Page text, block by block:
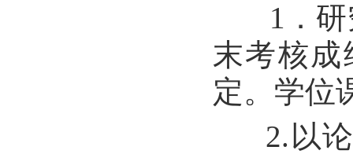
1．研
末考核
定。学位
2.以